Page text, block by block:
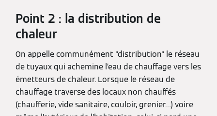
Point 2 : la distribution de
chaleur
On appelle communément "distribution" le réseau
de tuyaux qui achemine l’eau de chauffage vers les
émetteurs de chaleur. Lorsque le réseau de
chauffage traverse des locaux non chauffés
(chaufferie, vide sanitaire, couloir, grenier…) voire